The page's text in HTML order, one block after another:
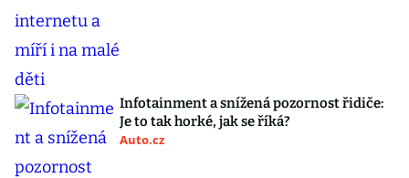
Infotainment a snížená pozornost řidiče:
Je to tak horké, jak se říká?
Auto.cz